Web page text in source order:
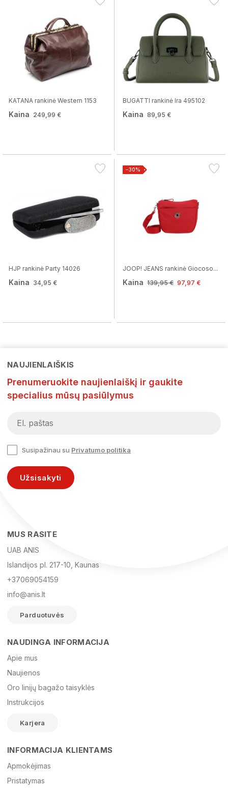
KATANA rankinė Western 1153
Kaina 249,99 €
BUGATTI rankinė Ira 495102
Kaina 89,95 €
HJP rankinė Party 14026
Kaina 34,95 €
−30%
JOOP! JEANS rankinė Giocoso...
Kaina 139,95 € 97,97 €
El. paštas
Žinutė
NAUJIENLAIŠKIS
Prenumeruokite naujienlaiškį ir gaukite
specialius mūsų pasiūlymus
Susipažinau su Privatumo politika
Užsisakyti
MUS RASITE
UAB ANIS
Islandijos pl. 217-10, Kaunas
+37069054159
info@anis.lt
Parduotuvės
NAUDINGA INFORMACIJA
Apie mus
Naujienos
Oro linijų bagažo taisyklės
Instrukcijos
Karjera
INFORMACIJA KLIENTAMS
Apmokėjimas
Pristatymas